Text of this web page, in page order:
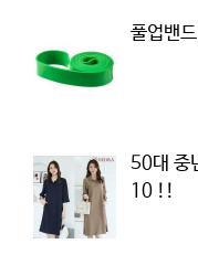
풀업밴
50대 중
10 !!